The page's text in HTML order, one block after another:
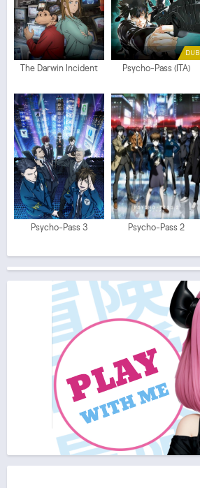
The Darwin Incident
DUB
Psycho-Pass (ITA)
Psycho-Pass 3 Psycho-Pass 2